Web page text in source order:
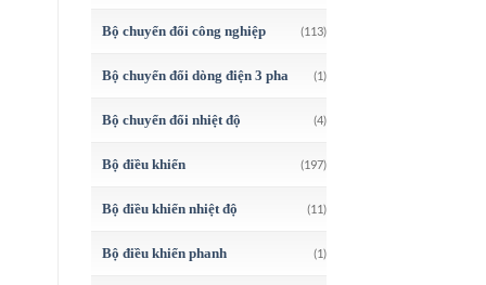
Bộ chuyển đổi công nghiệp (113)
Bộ chuyển đổi dòng điện 3 pha (1)
Bộ chuyển đổi nhiệt độ (4)
Bộ điều khiển (197)
Bộ điều khiển nhiệt độ (11)
Bộ điều khiển phanh (1)